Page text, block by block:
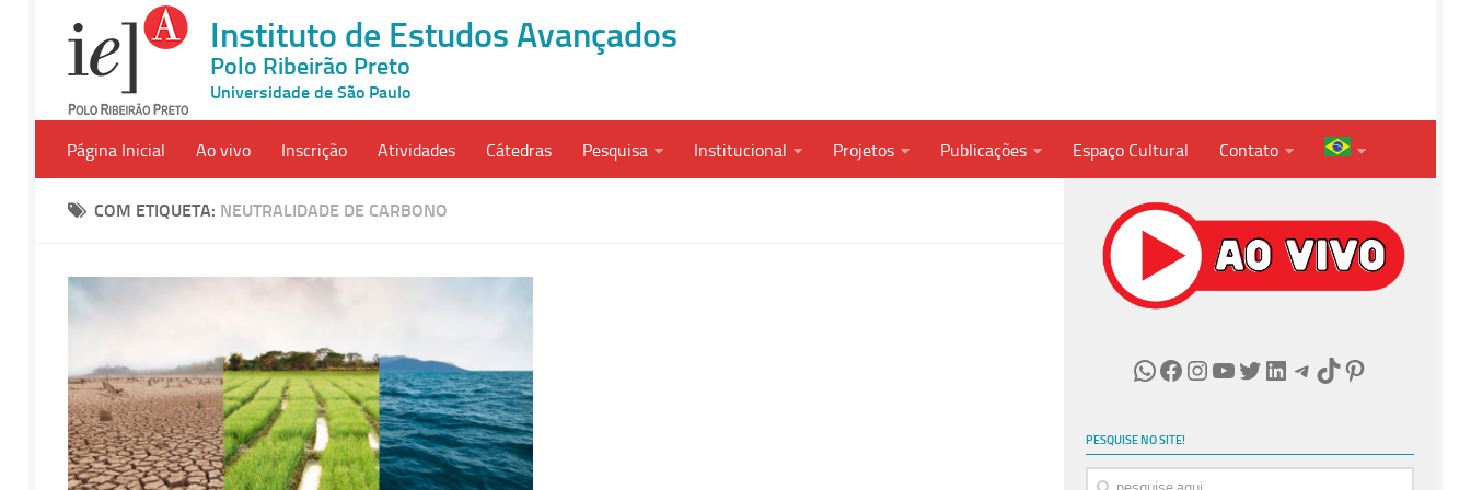
Instituto de Estudos Avançados
Polo Ribeirão Preto
Universidade de São Paulo
Página Inicial Ao vivo Inscrição Atividades Cátedras Pesquisa Institucional Projetos Publicações Espaço Cultural Contato
COM ETIQUETA: NEUTRALIDADE DE CARBONO
WhatsApp
Facebook
Instagram
Youtube
Twitter
LinkedIn
Telegram
TikTokPinterest
PESQUISE NO SITE!